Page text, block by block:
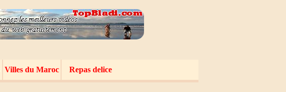
Villes du Maroc Repas delice